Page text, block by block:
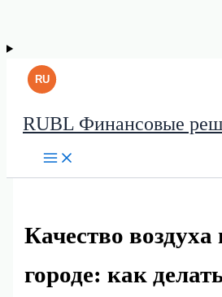
RUBL Финансовые
Качество
городе: как